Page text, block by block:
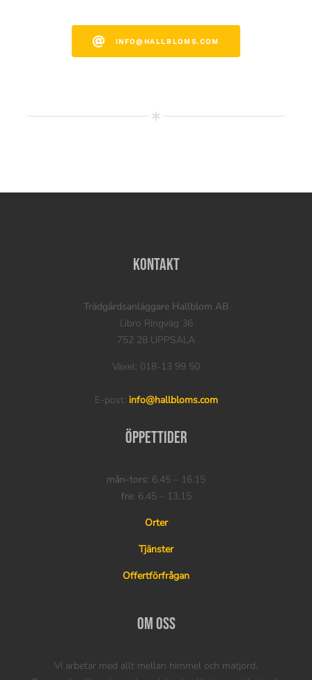
INFO@HALLBLOMS.COM
Kontakt
Trädgårdsanläggare Hallblom AB
Libro Ringväg 36
752 28 UPPSALA
Växel: 018-13 99 50
E-post: info@hallbloms.com
Öppettider
mån-tors: 6.45 – 16.15
fre: 6.45 – 13.15
Orter
Tjänster
Offertförfrågan
Om oss
Vi arbetar med allt mellan himmel och matjord.